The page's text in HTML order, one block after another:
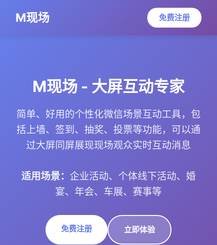
M现场 免费注册
M现场 - 大屏互动专家
简单、好用的个性化微信场景互动工具，包
括上墙、签到、抽奖、投票等功能，可以通
过大屏同屏展现现场观众实时互动消息
适用场景： 企业活动、个体线下活动、婚
宴、年会、车展、赛事等
免费注册 立即体验